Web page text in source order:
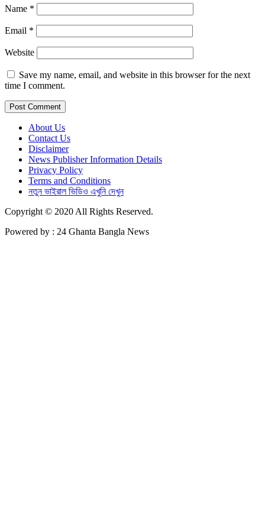
Name *
Email *
Website
Save my name, email, and website in this browser for the next
time I comment.
About Us
Contact Us
Disclaimer
News Publisher Information Details
Privacy Policy
Terms and Conditions
নতুন ভাইরাল ভিডিও এখুনি দেখুন
Copyright © 2020 All Rights Reserved.
Powered by : 24 Ghanta Bangla News